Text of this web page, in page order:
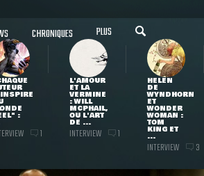
CHRONIQUES PLUS
:
1
L'AMOUR
ET LA
VERMINE
: WILL
MCPHAIL,
OU L'ART
DE ...
INTERVIEW 1
HELEN
DE
WYNDHORN
ET
WONDER
WOMAN :
TOM
KING ET
...
INTERVIEW 3